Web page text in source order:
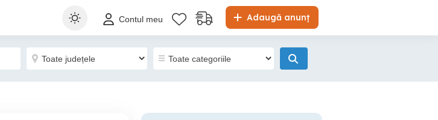
Adaugă anunț
Contul meu